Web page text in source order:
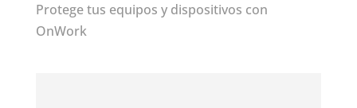
Protege tus equipos y dispositivos con
OnWork